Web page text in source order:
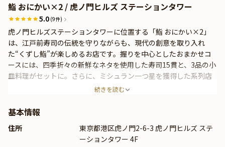
鮨 おにかい×2 / 虎ノ門ヒルズ ステーションタワー
5.0 (9件)
虎ノ門ヒルズステーションタワーに位置する「鮨 おにかい×2」
は、江戸前寿司の伝統を守りながらも、現代の創意を取り入れ
た“くずし鮨”が楽しめるお店です。握りを中心としたおまかせコ
ースには、四季折々の新鮮なネタを使用した寿司15貫と、3品の小
皿料理がセットに。さらに、ミシュラン一つ星を獲得した系列店
「天婦羅みやしろ」監修の天ぷらも提供され、伝統と革新が融合
ンとのペアリングも楽しめます。カジュアルな雰囲気の中で、上
続きを読む
基本情報
住所
東京都港区虎ノ門2-6-3 虎ノ門ヒルズ ステ
ーションタワー 4F